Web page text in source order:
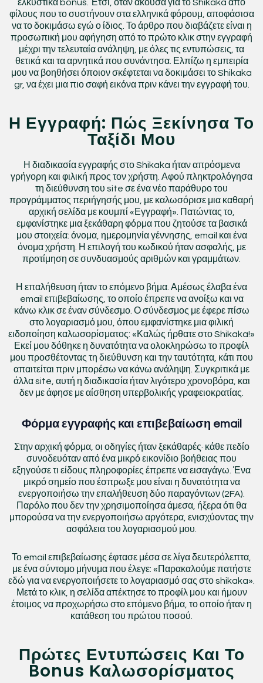
ελκυστικά bonus. Έτσι, όταν άκουσα για το Shikaka από
φίλους που το συστήνουν στα ελληνικά φόρουμ, αποφάσισα
να το δοκιμάσω εγώ ο ίδιος. Το άρθρο που διαβάζετε είναι η
προσωπική μου αφήγηση από το πρώτο κλικ στην εγγραφή
μέχρι την τελευταία ανάληψη, με όλες τις εντυπώσεις, τα
θετικά και τα αρνητικά που συνάντησα. Ελπίζω η εμπειρία
μου να βοηθήσει όποιον σκέφτεται να δοκιμάσει το Shikaka
gr, να έχει μια πιο σαφή εικόνα πριν κάνει την εγγραφή του.
Η Εγγραφή: Πώς Ξεκίνησα Το
Ταξίδι Μου
Η διαδικασία εγγραφής στο Shikaka ήταν απρόσμενα
γρήγορη και φιλική προς τον χρήστη. Αφού πληκτρολόγησα
τη διεύθυνση του site σε ένα νέο παράθυρο του
προγράμματος περιήγησής μου, με καλωσόρισε μια καθαρή
αρχική σελίδα με κουμπί «Εγγραφή». Πατώντας το,
εμφανίστηκε μια ξεκάθαρη φόρμα που ζητούσε τα βασικά
μου στοιχεία: όνομα, ημερομηνία γέννησης, email και ένα
όνομα χρήστη. Η επιλογή του κωδικού ήταν ασφαλής, με
προτίμηση σε συνδυασμούς αριθμών και γραμμάτων.
Η επαλήθευση ήταν το επόμενο βήμα. Αμέσως έλαβα ένα
email επιβεβαίωσης, το οποίο έπρεπε να ανοίξω και να
κάνω κλικ σε έναν σύνδεσμο. Ο σύνδεσμος με έφερε πίσω
στο λογαριασμό μου, όπου εμφανίστηκε μια φιλική
ειδοποίηση καλωσορίσματος: «Καλώς ήρθατε στο Shikaka!»
Εκεί μου δόθηκε η δυνατότητα να ολοκληρώσω το προφίλ
μου προσθέτοντας τη διεύθυνση και την ταυτότητα, κάτι που
απαιτείται πριν μπορέσω να κάνω ανάληψη. Συγκριτικά με
άλλα site, αυτή η διαδικασία ήταν λιγότερο χρονοβόρα, και
δεν με άφησε με αίσθηση υπερβολικής γραφειοκρατίας.
Φόρμα εγγραφής και επιβεβαίωση email
Στην αρχική φόρμα, οι οδηγίες ήταν ξεκάθαρές· κάθε πεδίο
συνοδευόταν από ένα μικρό εικονίδιο βοήθειας που
εξηγούσε τι είδους πληροφορίες έπρεπε να εισαγάγω. Ένα
μικρό σημείο που έσπρωξε μου είναι η δυνατότητα να
ενεργοποιήσω την επαλήθευση δύο παραγόντων (2FA).
Παρόλο που δεν την χρησιμοποίησα άμεσα, ήξερα ότι θα
μπορούσα να την ενεργοποιήσω αργότερα, ενισχύοντας την
ασφάλεια του λογαριασμού μου.
Το email επιβεβαίωσης έφτασε μέσα σε λίγα δευτερόλεπτα,
με ένα σύντομο μήνυμα που έλεγε: «Παρακαλούμε πατήστε
εδώ για να ενεργοποιήσετε το λογαριασμό σας στο shikaka».
Μετά το κλικ, η σελίδα απέκτησε το προφίλ μου και ήμουν
έτοιμος να προχωρήσω στο επόμενο βήμα, το οποίο ήταν η
κατάθεση του πρώτου ποσού.
Πρώτες Εντυπώσεις Και Το
Bonus Καλωσορίσματος